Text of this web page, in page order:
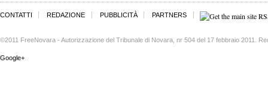
CONTATTI REDAZIONE PUBBLICITÀ PARTNERS
©2011 FreeNovara - Autorizzazione del Tribunale di Novara, nr 504 del 17 febbraio 2011.
Google+